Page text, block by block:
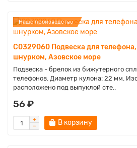
Наше производство
C0329060 Подвеска для
шнурком, Азовское море
Подвеска - брелок из бижутерного
телефонов. Диаметр кулона: 22 мм.
расположено под выпуклой сте..
56 ₽
В корзину